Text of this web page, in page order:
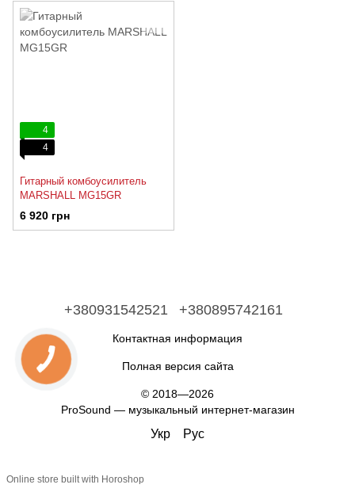
4
4
Гитарный комбоусилитель
MARSHALL MG15GR
6 920 грн
+380931542521 +380895742161
Контактная информация
Полная версия сайта
© 2018—2026
ProSound — музыкальный интернет-магазин
Укр Рус
Online store built with Horoshop